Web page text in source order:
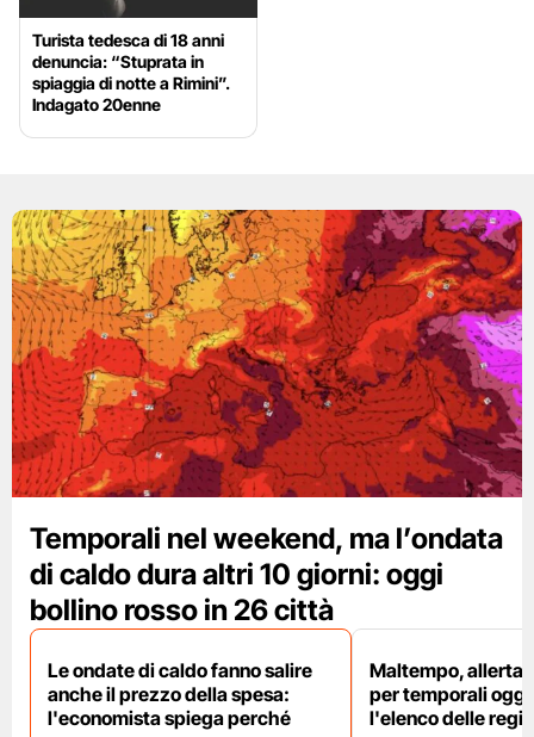
Turista tedesca di 18 anni
denuncia: “Stuprata in
spiaggia di notte a Rimini”.
Indagato 20enne
Temporali nel weekend, ma l’ondata
di caldo dura altri 10 giorni: oggi
bollino rosso in 26 città
Le ondate di caldo fanno salire
anche il prezzo della spesa:
l'economista spiega perché
Maltempo, allerta
per temporali oggi
l'elenco delle